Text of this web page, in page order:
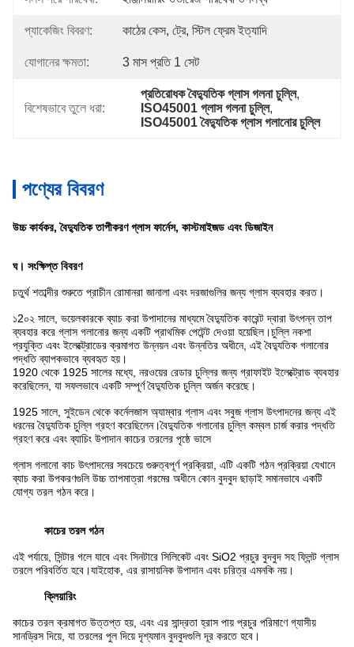
প্যাকেজিং বিবরণ: কাঠের কেস, ট্রে, স্টিল ফ্রেম ইত্যাদি
যোগানের ক্ষমতা: 3 মাস প্রতি 1 সেট
বিশেষভাবে তুলে ধরা:
প্রতিরোধক বৈদ্যুতিক গ্লাস গলনা চুল্লি,
ISO45001 গ্লাস গলনা চুল্লি,
ISO45001 বৈদ্যুতিক গ্লাস গলানোর চুল্লি
পণ্যের বিবরণ
উচ্চ কার্যকর, বৈদ্যুতিক তাপীকরণ গ্লাস ফার্নেস, কাস্টমাইজড এবং ডিজাইন
ঘ। সংক্ষিপ্ত বিবরণ
চতুর্থ শতাব্দীর শুরুতে প্রাচীন রোমানরা জানালা এবং দরজাগুলির জন্য গ্লাস ব্যবহার করত।
১2০২ সালে, ভয়েলকারকে ব্যাচ করা উপাদানের মাধ্যমে বৈদ্যুতিক কারেন্ট দ্বারা উৎপন্ন তাপ
ব্যবহার করে গ্লাস গলানোর জন্য একটি প্রাথমিক পেটেন্ট দেওয়া হয়েছিল।চুল্লি নকশা
প্রযুক্তি এবং ইলেক্ট্রোডের ক্রমাগত উন্নয়ন এবং উন্নতির অধীনে, এই বৈদ্যুতিক গলানোর
পদ্ধতি ব্যাপকভাবে ব্যবহৃত হয়।
1920 থেকে 1925 সালের মধ্যে, নরওয়ের রেডার চুল্লির জন্য গ্রাফাইট ইলেক্ট্রোড ব্যবহার
করেছিলেন, যা সফলভাবে একটি সম্পূর্ণ বৈদ্যুতিক চুল্লি অর্জন করেছে।
1925 সালে, সুইডেন থেকে কর্নেলজাস অ্যাম্বার গ্লাস এবং সবুজ গ্লাস উৎপাদনের জন্য এই
ধরনের বৈদ্যুতিক চুল্লি গ্রহণ করেছিলেন।বৈদ্যুতিক গলানোর চুল্লি কম্বল চার্জ করার পদ্ধতি
গ্রহণ করে এবং ব্যাচিং উপাদান কাচের তরলের পৃষ্ঠে ভাসে
গ্লাস গলানো কাচ উৎপাদনের সবচেয়ে গুরুত্বপূর্ণ প্রক্রিয়া, এটি একটি গঠন প্রক্রিয়া যেখানে
ব্যাচ করা উপকরণগুলি উচ্চ তাপমাত্রা গরমের অধীনে কোন বুদবুদ ছাড়াই সমানভাবে একটি
যোগ্য তরল গঠন করে।
কাচের তরল গঠন
এই পর্যায়ে, সিন্টার গলে যাবে এবং সিনটারে সিলিকেট এবং SiO2 প্রচুর বুদবুদ সহ ফ্লিন্ট গ্লাস
তরলে পরিবর্তিত হবে।যাইহোক, এর রাসায়নিক উপাদান এবং চরিত্র এমনকি নয়।
ক্লিয়ারিং
কাচের তরল ক্রমাগত উত্তপ্ত হয়, এবং এর সান্দ্রতা হ্রাস পায় প্রচুর পরিমাণে গ্যাসীয়
সানড্রিস দিয়ে, যা তরলের পুল দিয়ে দৃশ্যমান বুদবুদগুলি দূর করতে হবে।